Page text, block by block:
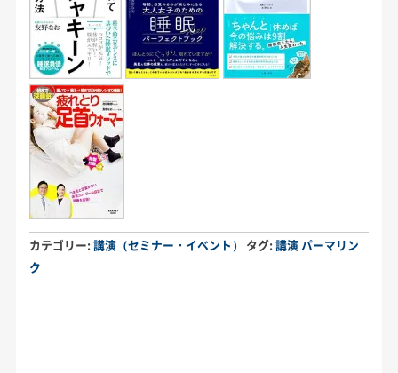
カテゴリー:講演（セミナー・イベント） タグ:講演 パーマリン
ク